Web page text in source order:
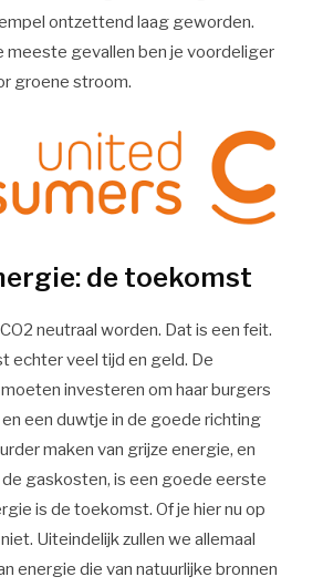
ontzettend laag geworden.
meeste gevallen ben je voordeliger
groene stroom.
de toekomst
neutraal worden. Dat is een feit.
echter veel tijd en geld. De
investeren om haar burgers
een duwtje in de goede richting
maken van grijze energie, en
gaskosten, is een goede eerste
is de toekomst. Of je hier nu op
Uiteindelijk zullen we allemaal
energie die van natuurlijke bronnen